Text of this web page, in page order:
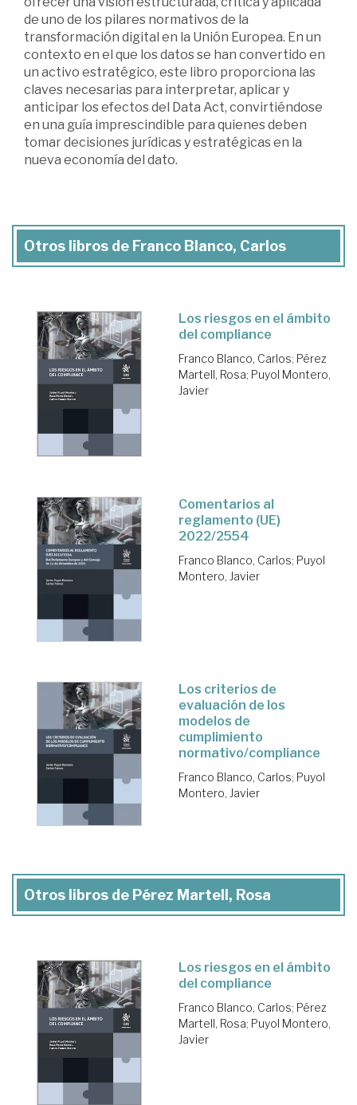
de uno de los pilares normativos de la
transformación digital en la Unión Europea. En un
contexto en el que los datos se han convertido en
un activo estratégico, este libro proporciona las
claves necesarias para interpretar, aplicar y
anticipar los efectos del Data Act, convirtiéndose
en una guía imprescindible para quienes deben
tomar decisiones jurídicas y estratégicas en la
nueva economía del dato.
Otros libros de Franco Blanco, Carlos
Los riesgos en el ámbito
del compliance
Franco Blanco, Carlos; Pérez
Martell, Rosa; Puyol Montero,
Javier
Comentarios al
reglamento (UE)
2022/2554
Franco Blanco, Carlos; Puyol
Montero, Javier
Los criterios de
evaluación de los
modelos de
cumplimiento
normativo/compliance
Franco Blanco, Carlos; Puyol
Montero, Javier
Otros libros de Pérez Martell, Rosa
Los riesgos en el ámbito
del compliance
Franco Blanco, Carlos; Pérez
Martell, Rosa; Puyol Montero,
Javier